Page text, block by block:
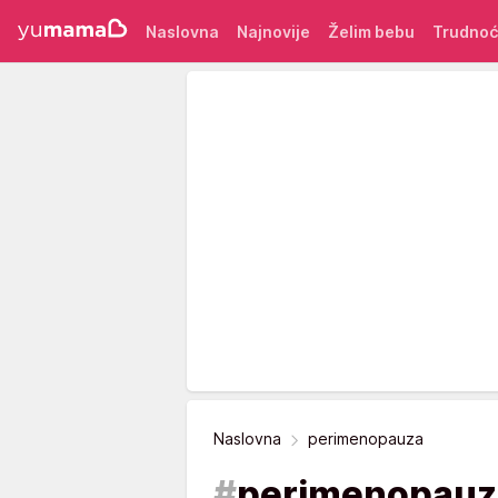
Naslovna Najnovije Želim bebu
Naslovna perimenopauza